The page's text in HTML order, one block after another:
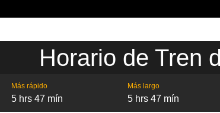
Horario de Tren
Más rápido
5 hrs 47 mín
Más largo
5 hrs 47 mín